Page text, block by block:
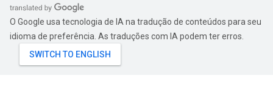
O Google usa tecnologia de IA na tradução de conteúdos para seu
idioma de preferência. As traduções com IA podem ter erros.